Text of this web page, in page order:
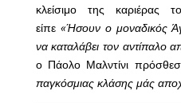
κλείσιμο της
είπε «Ήσουν ο μοναδικός
να καταλάβει τον αντίπαλο
ο Πάολο Μαλντίνι
παγκόσμιας κλάσης μάς